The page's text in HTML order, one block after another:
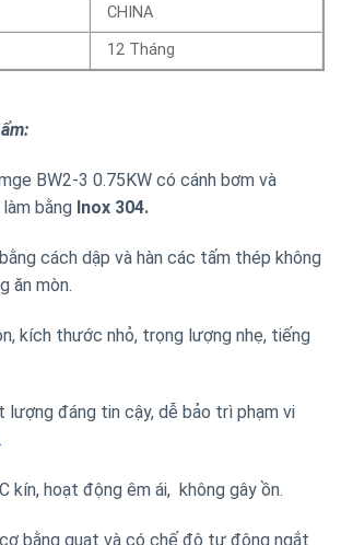
CHINA
12 Tháng
BW2-3 0.75KW có cánh bơm và
bằng Inox 304.
cách dập và hàn các tấm thép không
ăn mòn.
kích thước nhỏ, trọng lượng nhẹ, tiếng
lượng đáng tin cậy, dễ bảo trì phạm vi
.
kín, hoạt động êm ái, không gây ồn.
bằng quạt và có chế độ tự động ngắt